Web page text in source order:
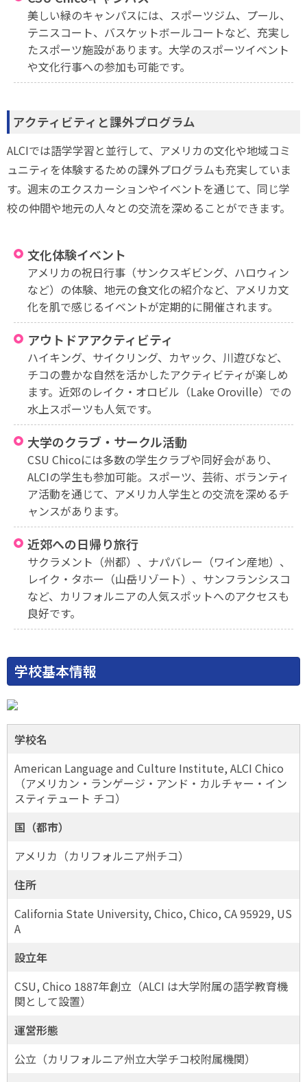
美しい緑のキャンパスには、スポーツジム、プール、
テニスコート、バスケットボールコートなど、充実し
たスポーツ施設があります。大学のスポーツイベント
や文化行事への参加も可能です。
アクティビティと課外プログラム
ALCIでは語学学習と並行して、アメリカの文化や地域コミ
ュニティを体験するための課外プログラムも充実していま
す。週末のエクスカーションやイベントを通じて、同じ学
校の仲間や地元の人々との交流を深めることができます。
文化体験イベント
アメリカの祝日行事（サンクスギビング、ハロウィン
など）の体験、地元の食文化の紹介など、アメリカ文
化を肌で感じるイベントが定期的に開催されます。
アウトドアアクティビティ
ハイキング、サイクリング、カヤック、川遊びなど、
チコの豊かな自然を活かしたアクティビティが楽しめ
ます。近郊のレイク・オロビル（Lake Oroville）での
水上スポーツも人気です。
大学のクラブ・サークル活動
CSU Chicoには多数の学生クラブや同好会があり、
ALCIの学生も参加可能。スポーツ、芸術、ボランティ
ア活動を通じて、アメリカ人学生との交流を深めるチ
ャンスがあります。
近郊への日帰り旅行
サクラメント（州都）、ナパバレー（ワイン産地）、
レイク・タホー（山岳リゾート）、サンフランシスコ
など、カリフォルニアの人気スポットへのアクセスも
良好です。
学校基本情報
学校名
American Language and Culture Institute, ALCI Chico
（アメリカン・ランゲージ・アンド・カルチャー・イン
スティテュート チコ）
国（都市）
アメリカ（カリフォルニア州チコ）
住所
California State University, Chico, Chico, CA 95929, US
A
設立年
CSU, Chico 1887年創立（ALCI は大学附属の語学教育機
関として設置）
運営形態
公立（カリフォルニア州立大学チコ校附属機関）